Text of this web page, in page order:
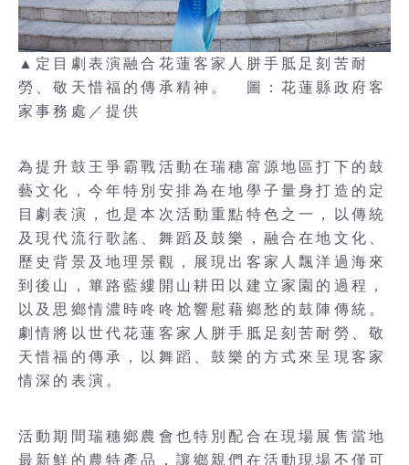
▲定目劇表演融合花蓮客家人胼手胝足刻苦耐
勞、敬天惜福的傳承精神。 圖：花蓮縣政府客
家事務處／提供
為提升鼓王爭霸戰活動在瑞穗富源地區打下的鼓
藝文化，今年特別安排為在地學子量身打造的定
目劇表演，也是本次活動重點特色之一，以傳統
及現代流行歌謠、舞蹈及鼓樂，融合在地文化、
歷史背景及地理景觀，展現出客家人飄洋過海來
到後山，篳路藍縷開山耕田以建立家園的過程，
以及思鄉情濃時咚咚尬響慰藉鄉愁的鼓陣傳統。
劇情將以世代花蓮客家人胼手胝足刻苦耐勞、敬
天惜福的傳承，以舞蹈、鼓樂的方式來呈現客家
情深的表演。
活動期間瑞穗鄉農會也特別配合在現場展售當地
最新鮮的農特產品，讓鄉親們在活動現場不僅可